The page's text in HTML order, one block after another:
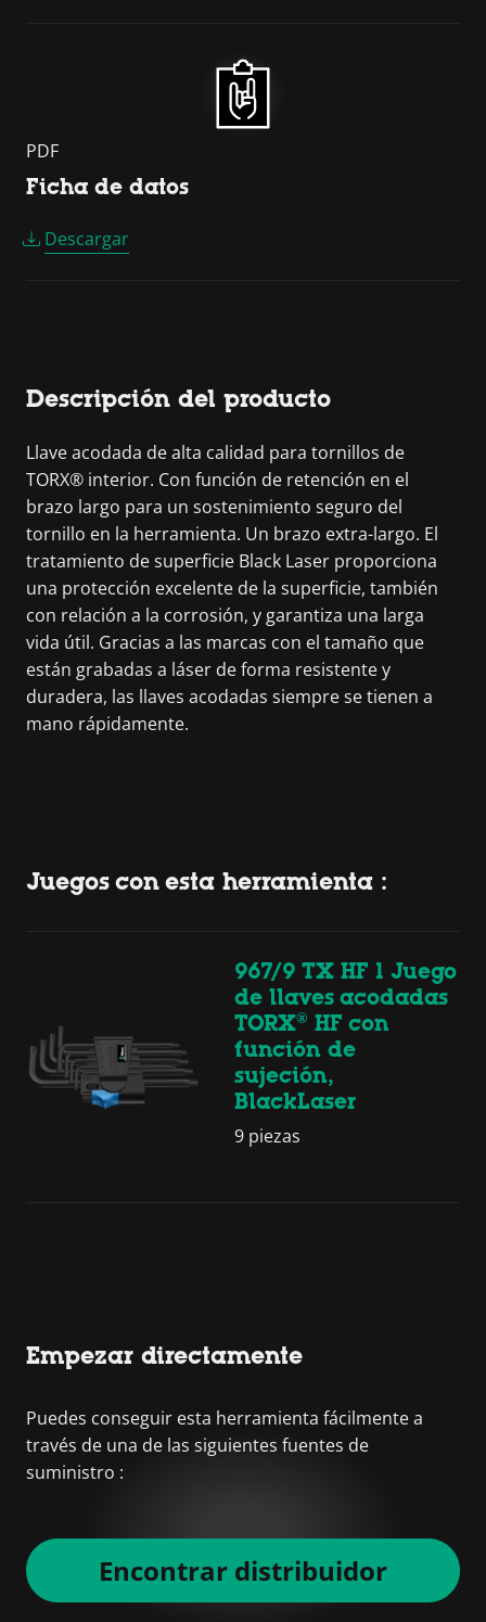
PDF
Ficha de datos
Descargar
Descripción del producto
Llave acodada de alta calidad para tornillos de
TORX® interior. Con función de retención en el
brazo largo para un sostenimiento seguro del
tornillo en la herramienta. Un brazo extra-largo. El
tratamiento de superficie Black Laser proporciona
una protección excelente de la superficie, también
con relación a la corrosión, y garantiza una larga
vida útil. Gracias a las marcas con el tamaño que
están grabadas a láser de forma resistente y
duradera, las llaves acodadas siempre se tienen a
mano rápidamente.
Juegos con esta herramienta :
967/9 TX HF 1 Juego
de llaves acodadas
TORX® HF con
función de
sujeción,
BlackLaser
9 piezas
Empezar directamente
Puedes conseguir esta herramienta fácilmente a
través de una de las siguientes fuentes de
suministro :
Encontrar distribuidor